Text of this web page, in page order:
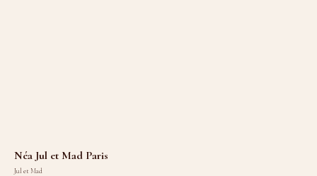
Néa Jul et Mad Paris
Jul et Mad